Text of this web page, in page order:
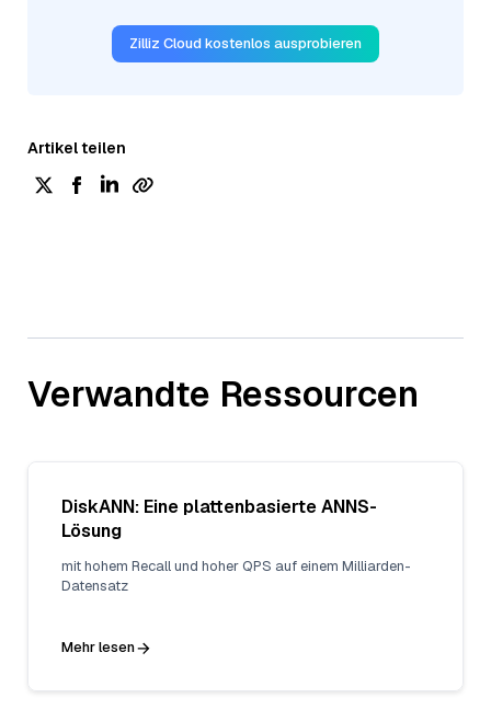
Zilliz Cloud kostenlos ausprobieren
Artikel teilen
Verwandte Ressourcen
DiskANN: Eine plattenbasierte ANNS-
Lösung
mit hohem Recall und hoher QPS auf einem Milliarden-
Datensatz
Mehr lesen